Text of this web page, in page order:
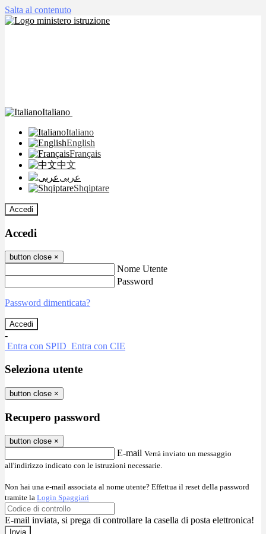
Salta al contenuto
Italiano
Italiano
English
Français
中文
عربى
Shqiptare
Accedi
Accedi
button close ×
Nome Utente
Password
Password dimenticata?
-
Entra con SPID Entra con CIE
Seleziona utente
button close ×
Recupero password
button close ×
E-mail Verrà inviato un messaggio
all'indirizzo indicato con le istruzioni necessarie.
Non hai una e-mail associata al nome utente? Effettua il reset della password
tramite la Login Spaggiari
E-mail inviata, si prega di controllare la casella di posta elettronica!